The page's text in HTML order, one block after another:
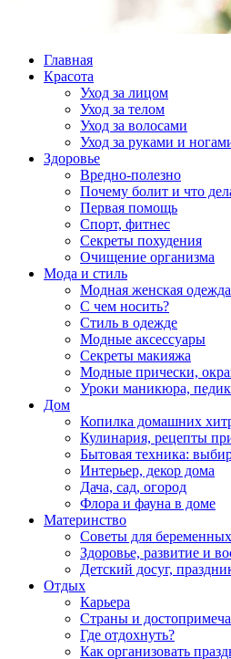
Главная
Красота
Уход за лицом
Уход за телом
Уход за волосами
Уход за руками и
Здоровье
Вредно-полезно
Почему болит и что
Первая помощь
Спорт, фитнес
Секреты похудения
Очищение организма
Мода и стиль
Модная женская
С чем носить?
Стиль в одежде
Модные аксессуары
Секреты макияжа
Модные прически,
Уроки маникюра,
Дом
Копилка домашних
Кулинария, рецепты
Бытовая техника:
Интерьер, декор дома
Дача, сад, огород
Флора и фауна в доме
Материнство
Советы для беременных
Здоровье, развитие и
Детский досуг,
Отдых
Карьера
Страны и
Где отдохнуть?
Как организовать